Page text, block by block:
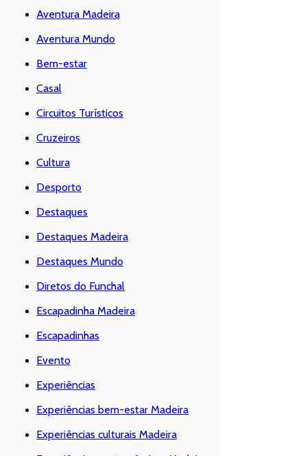
Aventura Madeira
Aventura Mundo
Bem-estar
Casal
Circuitos Turísticos
Cruzeiros
Cultura
Desporto
Destaques
Destaques Madeira
Destaques Mundo
Diretos do Funchal
Escapadinha Madeira
Escapadinhas
Evento
Experiências
Experiências bem-estar Madeira
Experiências culturais Madeira